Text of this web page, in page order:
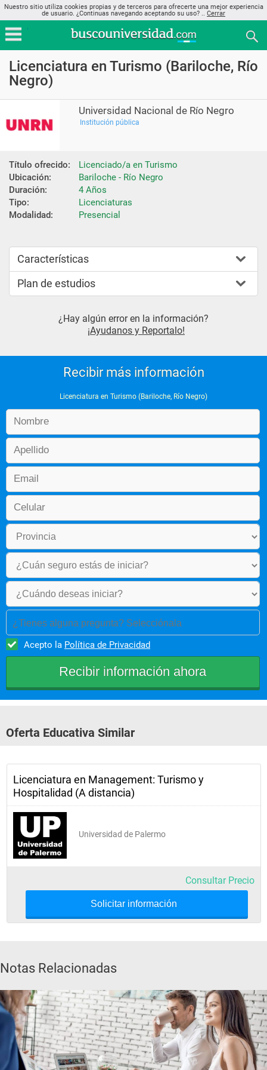
Nuestro sitio utiliza cookies propias y de terceros para ofrecerte una mejor experiencia
de usuario. ¿Continuas navegando aceptando su uso? .. Cerrar
Licenciatura en Turismo (Bariloche, Río
Negro)
Universidad Nacional de Río Negro
Institución pública
Título ofrecido:
Licenciado/a en Turismo
Ubicación:
Bariloche - Río Negro
Duración:
4 Años
Tipo:
Licenciaturas
Modalidad:
Presencial
Características
Plan de estudios
¿Hay algún error en la información?
¡Ayudanos y Reportalo!
Recibir más información
Licenciatura en Turismo (Bariloche, Río Negro)
¿Tienes alguna pregunta? Selecciónala
Acepto la Política de Privacidad
Oferta Educativa Similar
Licenciatura en Management: Turismo y
Hospitalidad (A distancia)
Universidad de Palermo
Consultar Precio
Solicitar información
Notas Relacionadas